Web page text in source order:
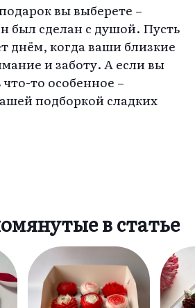
вы выберете –
был сделан с душой. Пусть
днём, когда ваши близкие
и заботу. А если вы
то особенное –
подборкой сладких
в статье